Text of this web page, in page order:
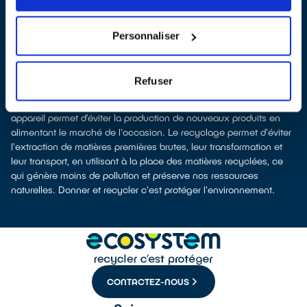
Personnaliser
Refuser
éco-organismeecosystem, nous remettent ensuite les appareils
collectés afin que nous prenions en charge leur dépollution et
Recycler, c’est économiser les ressources et réduire l’impact
La production d’appareils électriques neufs est émettrice de
pollution et consommatrice de ressources naturelles. Donner son
appareil permet d’éviter la production de nouveaux produits en
alimentant le marché de l'occasion. Le recyclage permet d'éviter
l'extraction de matières premières brutes, leur transformation et
leur transport, en utilisant à la place des matières recyclées, ce
qui génère moins de pollution et préserve nos ressources
naturelles. Donner et recycler c'est protéger l'environnement.
CONTACTEZ-NOUS